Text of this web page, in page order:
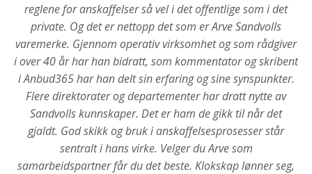
reglene for anskaffelser så vel i det offentlige som i det
private. Og det er nettopp det som er Arve Sandvolls
varemerke. Gjennom operativ virksomhet og som rådgiver
i over 40 år har han bidratt, som kommentator og skribent
i Anbud365 har han delt sin erfaring og sine synspunkter.
Flere direktorater og departementer har dratt nytte av
Sandvolls kunnskaper. Det er ham de gikk til når det
gjaldt. God skikk og bruk i anskaffelsesprosesser står
sentralt i hans virke. Velger du Arve som
samarbeidspartner får du det beste. Klokskap lønner seg,